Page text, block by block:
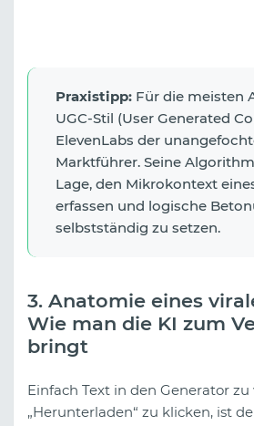
Praxistipp: Für die meisten
UGC-Stil (User Generated
ElevenLabs der
Marktführer. Seine
Lage, den Mikrokontext
erfassen und logische
selbstständig zu setzen.
3. Anatomie eines
Wie man die KI zum
bringt
Einfach Text in den Generator
„Herunterladen“ zu klicken, ist